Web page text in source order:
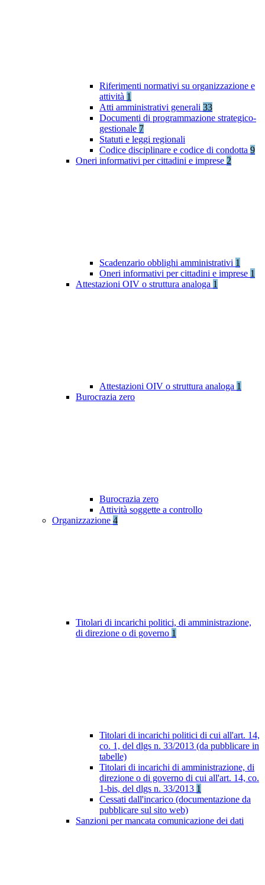
Riferimenti normativi su organizzazione e
attività 1
Atti amministrativi generali 33
Documenti di programmazione strategico-
gestionale 7
Statuti e leggi regionali
Codice disciplinare e codice di condotta 9
Oneri informativi per cittadini e imprese 2
Scadenzario obblighi amministrativi 1
Oneri informativi per cittadini e imprese 1
Attestazioni OIV o struttura analoga 1
Attestazioni OIV o struttura analoga 1
Burocrazia zero
Burocrazia zero
Attività soggette a controllo
Organizzazione 4
Titolari di incarichi politici, di amministrazione,
di direzione o di governo 1
Titolari di incarichi politici di cui all'art. 14,
co. 1, del dlgs n. 33/2013 (da pubblicare in
tabelle)
Titolari di incarichi di amministrazione, di
direzione o di governo di cui all'art. 14, co.
1-bis, del dlgs n. 33/2013 1
Cessati dall'incarico (documentazione da
pubblicare sul sito web)
Sanzioni per mancata comunicazione dei dati